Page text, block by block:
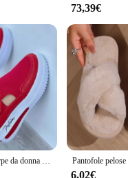
73,39€
Sneakers rosse scarpe da donna scarpe da Tennis da donna scarpe di tela scarpe Casual da donna scarpe sportive da donna Sneaker con plateau scarpe scavate
6,02€